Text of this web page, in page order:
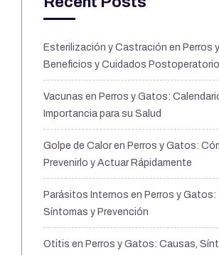
Esterilización y Castración en Perros
Beneficios y Cuidados
Vacunas en Perros y Gatos:
Importancia para su Salud
Golpe de Calor en Perros y Gatos:
Prevenirlo y Actuar Rápidamente
Parásitos Internos en Perros y Gatos:
Síntomas y Prevención
Otitis en Perros y Gatos: Causas,